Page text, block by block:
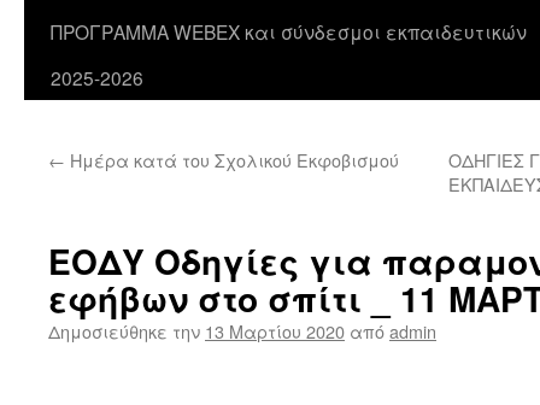
ΠΡΟΓΡΑΜΜΑ WEBEX και σύνδεσμοι εκπαιδευτικών
2025-2026
← Ημέρα κατά του Σχολικού Εκφοβισμού
ΟΔΗΓΙΕΣ
ΕΟΔΥ Οδηγίες για
εφήβων στο σπίτι _ 11
Δημοσιεύθηκε την 13 Μαρτίου 2020 απόadmin